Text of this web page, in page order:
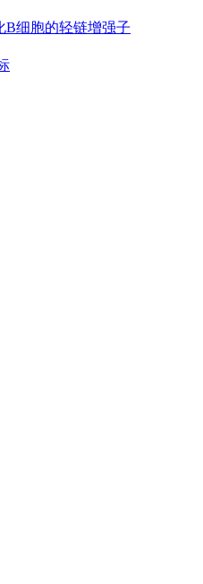
B细胞的轻链增强子